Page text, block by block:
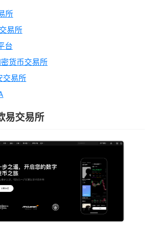
所
易所
台
货币交易所
交易所
易交易所